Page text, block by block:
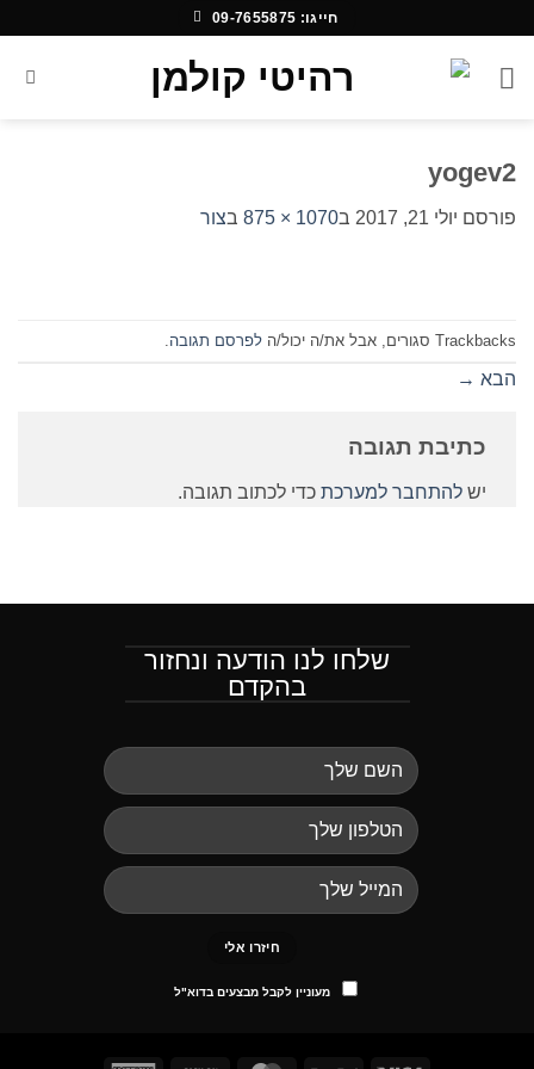
content
חייגו: 09-7655875
yogev2
פורסם יולי 21, 2017 ב1070 × 875 בצור
Trackbacks סגורים, אבל את/ה יכול/ה לפרסם תגובה
הבא →
כתיבת תגובה
יש להתחבר למערכת כדי לכתוב תגובה.
שלחו לנו הודעה ונחזור
בהקדם
מעוניין לקבל מבצעים בדוא"ל